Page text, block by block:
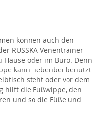
können auch den
RUSSKA Venentrainer
oder im Büro. Denn
kann nebenbei benutzt
steht oder vor dem
hilft die Fußwippe, den
und so die Füße und